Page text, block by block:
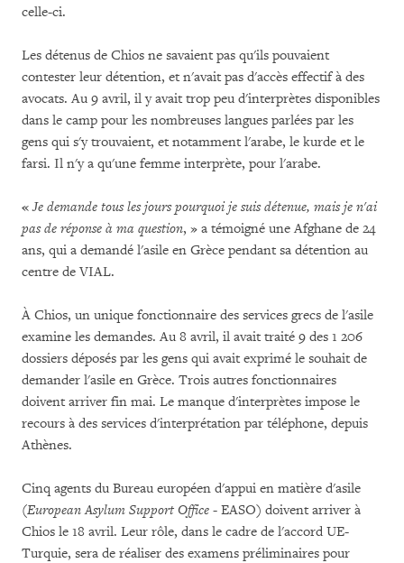
celle-ci.
Les détenus de Chios ne savaient pas qu'ils pouvaient
contester leur détention, et n'avait pas d'accès effectif à des
avocats. Au 9 avril, il y avait trop peu d'interprètes disponibles
dans le camp pour les nombreuses langues parlées par les
gens qui s'y trouvaient, et notamment l'arabe, le kurde et le
farsi. Il n'y a qu'une femme interprète, pour l'arabe.
«Je demande tous les jours pourquoi je suis détenue, mais je n'ai
pas de réponse à ma question, » a témoigné une Afghane de 24
ans, qui a demandé l'asile en Grèce pendant sa détention au
centre de VIAL.
À Chios, un unique fonctionnaire des services grecs de l'asile
examine les demandes. Au 8 avril, il avait traité 9 des 1 206
dossiers déposés par les gens qui avait exprimé le souhait de
demander l'asile en Grèce. Trois autres fonctionnaires
doivent arriver fin mai. Le manque d'interprètes impose le
recours à des services d'interprétation par téléphone, depuis
Athènes.
Cinq agents du Bureau européen d'appui en matière d'asile
(European Asylum Support Office - EASO) doivent arriver à
Chios le 18 avril. Leur rôle, dans le cadre de l'accord UE-
Turquie, sera de réaliser des examens préliminaires pour